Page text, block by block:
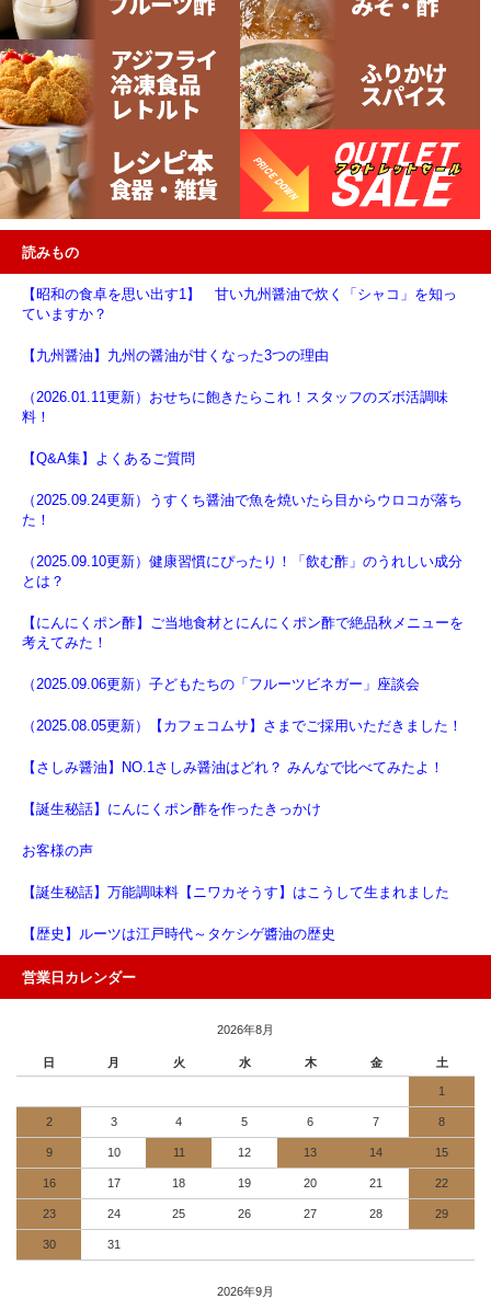
読みもの
【昭和の食卓を思い出す1】 甘い九州醤油で炊く「シャコ」を知っ
ていますか？
【九州醤油】九州の醤油が甘くなった3つの理由
（2026.01.11更新）おせちに飽きたらこれ！スタッフのズボ活調味
料！
【Q&A集】よくあるご質問
（2025.09.24更新）うすくち醤油で魚を焼いたら目からウロコが落ち
た！
（2025.09.10更新）健康習慣にぴったり！「飲む酢」のうれしい成分
とは？
【にんにくポン酢】ご当地食材とにんにくポン酢で絶品秋メニューを
考えてみた！
（2025.09.06更新）子どもたちの「フルーツビネガー」座談会
（2025.08.05更新）【カフェコムサ】さまでご採用いただきました！
【さしみ醤油】NO.1さしみ醤油はどれ？ みんなで比べてみたよ！
【誕生秘話】にんにくポン酢を作ったきっかけ
お客様の声
【誕生秘話】万能調味料【ニワカそうす】はこうして生まれました
【歴史】ルーツは江戸時代～タケシゲ醬油の歴史
営業日カレンダー
2026年8月
日 月 火 水 木 金 土
1
2 3 4 5 6 7 8
9 10 11 12 13 14 15
16 17 18 19 20 21 22
23 24 25 26 27 28 29
30 31
2026年9月